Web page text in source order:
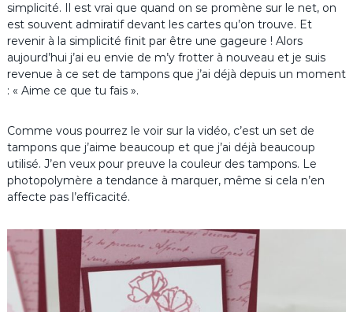
simplicité. Il est vrai que quand on se promène sur le net, on
est souvent admiratif devant les cartes qu’on trouve. Et
revenir à la simplicité finit par être une gageure ! Alors
aujourd’hui j’ai eu envie de m’y frotter à nouveau et je suis
revenue à ce set de tampons que j’ai déjà depuis un moment
: « Aime ce que tu fais ».
Comme vous pourrez le voir sur la vidéo, c’est un set de
tampons que j’aime beaucoup et que j’ai déjà beaucoup
utilisé. J’en veux pour preuve la couleur des tampons. Le
photopolymère a tendance à marquer, même si cela n’en
affecte pas l’efficacité.